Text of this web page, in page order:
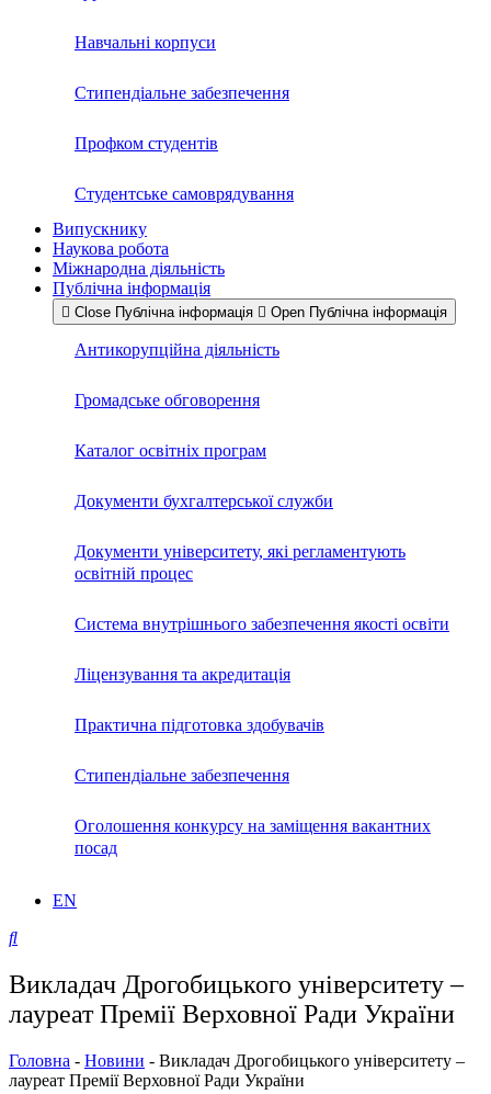
Навчальні корпуси
Стипендіальне забезпечення
Профком студентів
Студентське самоврядування
Випускнику
Наукова робота
Міжнародна діяльність
Публічна інформація
Close Публічна інформація Open Публічна інформація
Антикорупційна діяльність
Громадське обговорення
Каталог освітніх програм
Документи бухгалтерської служби
Документи університету, які регламентують
освітній процес
Система внутрішнього забезпечення якості освіти
Ліцензування та акредитація
Практична підготовка здобувачів
Стипендіальне забезпечення
Оголошення конкурсу на заміщення вакантних
посад
EN
Викладач Дрогобицького університету –
лауреат Премії Верховної Ради України
Головна - Новини - Викладач Дрогобицького університету –
лауреат Премії Верховної Ради України